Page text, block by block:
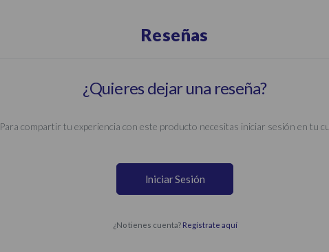
Reseñas
¿Quieres dejar una reseña?
Para compartir tu experiencia con este producto necesitas iniciar sesión en tu
Iniciar Sesión
¿No tienes cuenta? Regístrate aquí